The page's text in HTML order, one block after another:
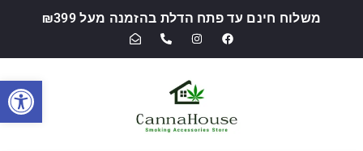
משלוח חינם עד פתח הדלת בהזמנה מעל ₪399
פתח